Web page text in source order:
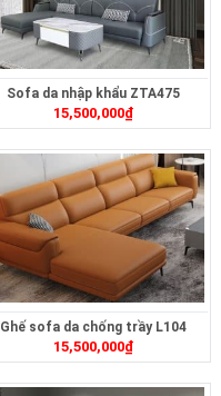
Sofa da nhập khẩu ZTA475
15,500,000₫
Ghế sofa da chống trầy L104
15,500,000₫